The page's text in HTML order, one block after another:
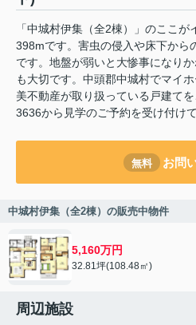
「中城村伊集（全2棟）」のここ
398mです。害虫の侵入や床下から
です。地盤が弱いと大惨事になり
も大切です。中頭郡中城村でマイ
美不動産が取り扱っている戸建て
3636から見学のご予約を受け付けて
無料 お問
中城村伊集（全2棟）の販売中物件
5,160万円
32.81坪(108.48㎡)
周辺施設